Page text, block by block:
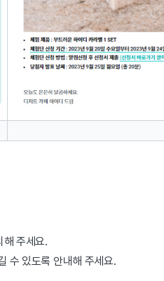
해 주세요.
수 있도록 안내해 주세요.